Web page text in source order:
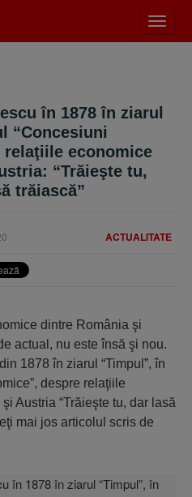
meniu
în 1878 în ziarul
“Concesiuni
relaţiile economice
“Trăieşte tu,
trăiască”
ACTUALITATE
dintre România şi
actual, nu este însă şi nou.
1878 în ziarul “Timpul”, în
despre relaţiile
Austria “Trăieşte tu, dar lasă
mai jos articolul scris de